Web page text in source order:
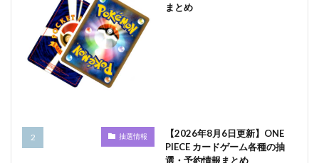
まとめ
抽選情報
【2026年8月6日更新】ONE
PIECE カードゲーム各種の抽
選・予約情報まとめ